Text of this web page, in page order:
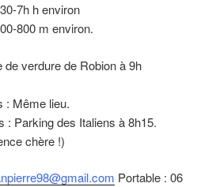
7h h environ
800 m environ.
de verdure de Robion à 9h
: Même lieu.
: Parking des Italiens à 8h15.
chère !)
Portable : 06